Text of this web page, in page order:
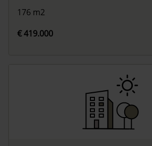
176 m2
€ 419.000